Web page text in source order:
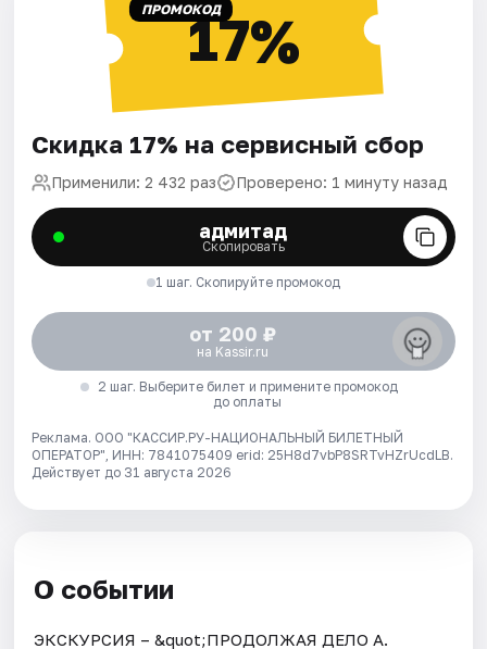
ПРОМОКОД17%
Скидка 17% на сервисный сбор
Применили: 2 432 раз Проверено: 1 минуту назад
адмитад
Скопировать
1 шаг. Скопируйте промокод
от 200 ₽
на Kassir.ru
2 шаг. Выберите билет и примените промокод
до оплаты
Реклама. ООО "КАССИР.РУ-НАЦИОНАЛЬНЫЙ БИЛЕТНЫЙ
ОПЕРАТОР", ИНН: 7841075409 erid: 25H8d7vbP8SRTvHZrUcdLB.
Действует до 31 августа 2026
О событии
ЭКСКУРСИЯ – &quot;ПРОДОЛЖАЯ ДЕЛО А.